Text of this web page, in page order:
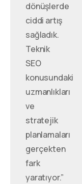
dönüşlerde
ciddi artış
sağladık.
Teknik
SEO
konusundaki
uzmanlıkları
ve
stratejik
planlamaları
gerçekten
fark
yaratıyor.”